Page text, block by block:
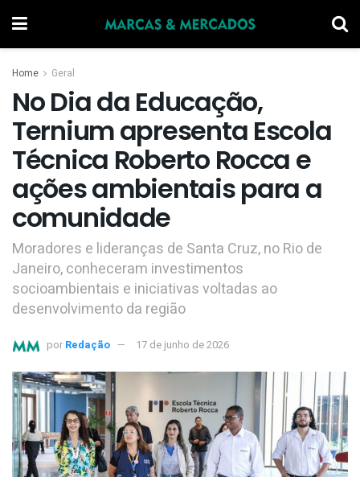
Home Geral
No Dia da Educação,
Ternium apresenta Escola
Técnica Roberto Rocca e
ações ambientais para a
comunidade
Moradores e lideranças de Santa Cruz, no Rio de
Janeiro, conheceram investimentos
socioambientais e iniciativas voltadas ao
desenvolvimento da região
por Redação 17 de junho de 2026